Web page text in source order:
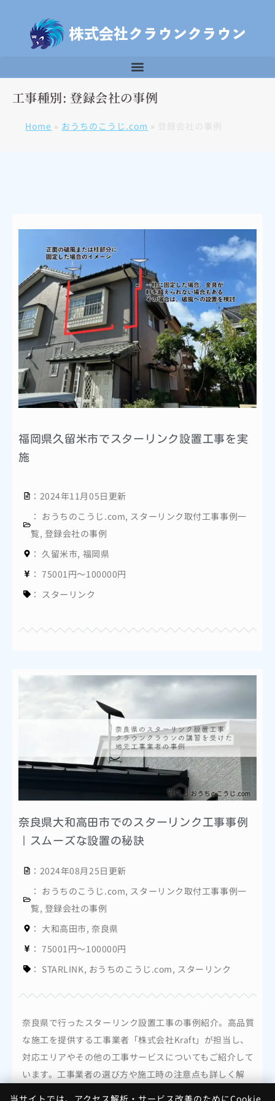
当サイトでは、アクセス解析・サービス改善のためにCookie
工事種別: 登録会社の事例
Home » おうちのこうじ.com »
福岡県久留米市でスターリンク設置工事を実
施
：2024年11月05日更新
： おうちのこうじ.com, スターリンク取付工事事例一
覧, 登録会社の事例
： 久留米市, 福岡県
： 75001円～100000円
： スターリンク
奈良県大和高田市でのスターリンク工事事例
｜スムーズな設置の秘訣
：2024年08月25日更新
： おうちのこうじ.com, スターリンク取付工事事例一
覧, 登録会社の事例
： 大和高田市,奈良県
： 75001円～100000円
： STARLINK, おうちのこうじ.com, スターリンク
奈良県で行ったスターリンク設置工事の事例紹介。高品質
な施工を提供する工事業者「株式会社Kraft」が担当し、
対応エリアやその他の工事サービスについてもご紹介して
います。工事業者の選び方や施工時の注意点も詳しく解